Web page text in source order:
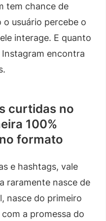
tem chance de
o usuário percebe o
interage. E quanto
Instagram encontra
curtidas no
100%
formato
e hashtags, vale
raramente nasce de
nasce do primeiro
a promessa do